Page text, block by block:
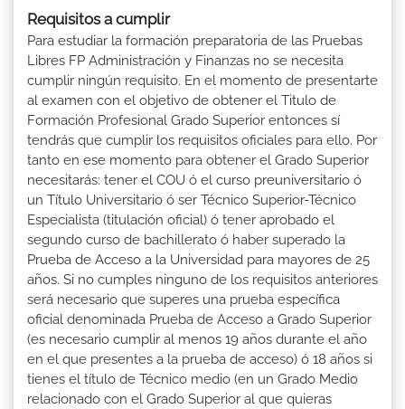
Requisitos a cumplir
Para estudiar la formación preparatoria de las Pruebas
Libres FP Administración y Finanzas no se necesita
cumplir ningún requisito. En el momento de presentarte
al examen con el objetivo de obtener el Titulo de
Formación Profesional Grado Superior entonces sí
tendrás que cumplir los requisitos oficiales para ello. Por
tanto en ese momento para obtener el Grado Superior
necesitarás: tener el COU ó el curso preuniversitario ó
un Título Universitario ó ser Técnico Superior-Técnico
Especialista (titulación oficial) ó tener aprobado el
segundo curso de bachillerato ó haber superado la
Prueba de Acceso a la Universidad para mayores de 25
años. Si no cumples ninguno de los requisitos anteriores
será necesario que superes una prueba específica
oficial denominada Prueba de Acceso a Grado Superior
(es necesario cumplir al menos 19 años durante el año
en el que presentes a la prueba de acceso) ó 18 años si
tienes el título de Técnico medio (en un Grado Medio
relacionado con el Grado Superior al que quieras